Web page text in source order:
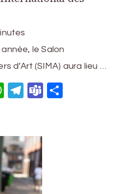
le Salon
d’Art (SIMA) aura lieu …
WhatsApp
Telegram
Teams